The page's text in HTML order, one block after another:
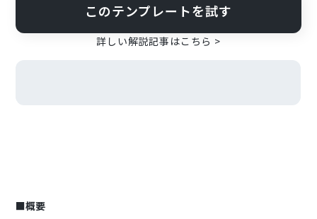
このテンプレートを試す
詳しい解説記事はこちら >
■概要